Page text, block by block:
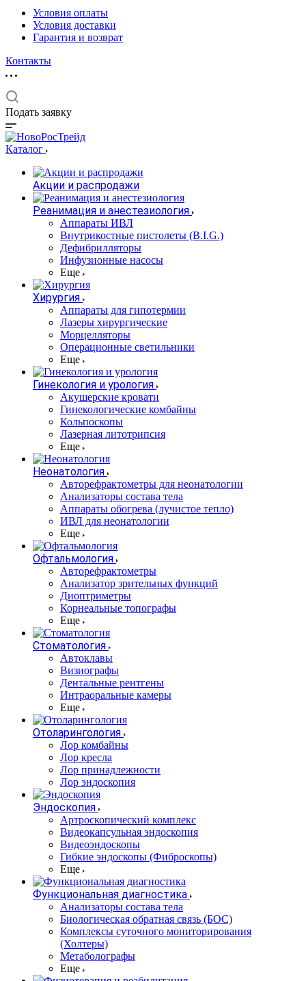
Условия оплаты
Условия доставки
Гарантия и возврат
Контакты
Подать заявку
Каталог
Акции и распродажи
Реанимация и анестезиология
Аппараты ИВЛ
Внутрикостные пистолеты (B.I.G.)
Дефибрилляторы
Инфузионные насосы
Еще
Хирургия
Аппараты для гипотермии
Лазеры хирургические
Морцелляторы
Операционные светильники
Еще
Гинекология и урология
Акушерские кровати
Гинекологические комбайны
Кольпоскопы
Лазерная литотрипсия
Еще
Неонатология
Авторефрактометры для неонатологии
Анализаторы состава тела
Аппараты обогрева (лучистое тепло)
ИВЛ для неонатологии
Еще
Офтальмология
Авторефрактометры
Анализатор зрительных функций
Диоптриметры
Корнеальные топографы
Еще
Стоматология
Автоклавы
Визиографы
Дентальные рентгены
Интраоральные камеры
Еще
Отоларингология
Лор комбайны
Лор кресла
Лор принадлежности
Лор эндоскопия
Эндоскопия
Артроскопический комплекс
Видеокапсульная эндоскопия
Видеоэндоскопы
Гибкие эндоскопы (Фиброcкопы)
Еще
Функциональная диагностика
Анализаторы состава тела
Биологическая обратная связь (БОС)
Комплексы суточного мониторирования
(Холтеры)
Метаболографы
Еще